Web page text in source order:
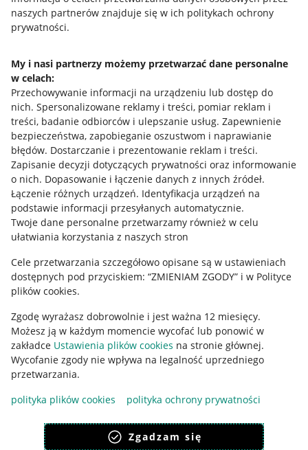
naszych partnerów znajduje się w ich politykach ochrony
prywatności.
My i nasi partnerzy możemy przetwarzać dane personalne
w celach:
Przechowywanie informacji na urządzeniu lub dostęp do
nich. Spersonalizowane reklamy i treści, pomiar reklam i
treści, badanie odbiorców i ulepszanie usług. Zapewnienie
bezpieczeństwa, zapobieganie oszustwom i naprawianie
błędów. Dostarczanie i prezentowanie reklam i treści.
Zapisanie decyzji dotyczących prywatności oraz informowanie
o nich. Dopasowanie i łączenie danych z innych źródeł.
Łączenie różnych urządzeń. Identyfikacja urządzeń na
podstawie informacji przesyłanych automatycznie.
Twoje dane personalne przetwarzamy również w celu
ułatwiania korzystania z naszych stron
Cele przetwarzania szczegółowo opisane są w ustawieniach
dostępnych pod przyciskiem: “ZMIENIAM ZGODY” i w Polityce
plików cookies.
Zgodę wyrażasz dobrowolnie i jest ważna 12 miesięcy.
Możesz ją w każdym momencie wycofać lub ponowić w
zakładce Ustawienia plików cookies na stronie głównej.
Wycofanie zgody nie wpływa na legalność uprzedniego
przetwarzania.
polityka plików cookies
polityka ochrony prywatności
Zgadzam się
Jak to działa
Allegro Gadane dla sprzedających
Allegro Gadane dla kupujących
Mapa miejscowości
Informacje prawne
Regulamin
Polityka plików "cookies"
Ustawienia plików "cookies"
Udostępnianie lokalizacji
Informacje dla Aktu o Usługach Cyfrowych
Pobierz aplikację